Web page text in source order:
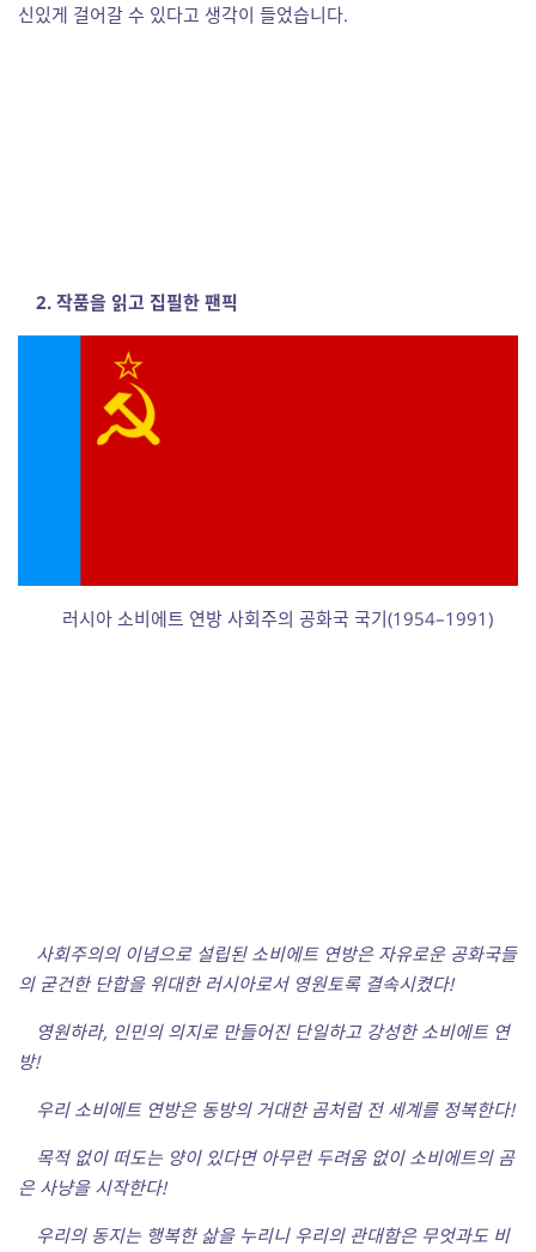
신있게 걸어갈 수 있다고 생각이 들었습니다.
2. 작품을 읽고 집필한 팬픽
러시아 소비에트 연방 사회주의 공화국 국기(1954–1991)
사회주의의 이념으로 설립된 소비에트 연방은 자유로운 공화국들
의 굳건한 단합을 위대한 러시아로서 영원토록 결속시켰다!
영원하라, 인민의 의지로 만들어진 단일하고 강성한 소비에트 연
방!
우리 소비에트 연방은 동방의 거대한 곰처럼 전 세계를 정복한다!
목적 없이 떠도는 양이 있다면 아무런 두려움 없이 소비에트의 곰
은 사냥을 시작한다!
우리의 동지는 행복한 삶을 누리니 우리의 관대함은 무엇과도 비